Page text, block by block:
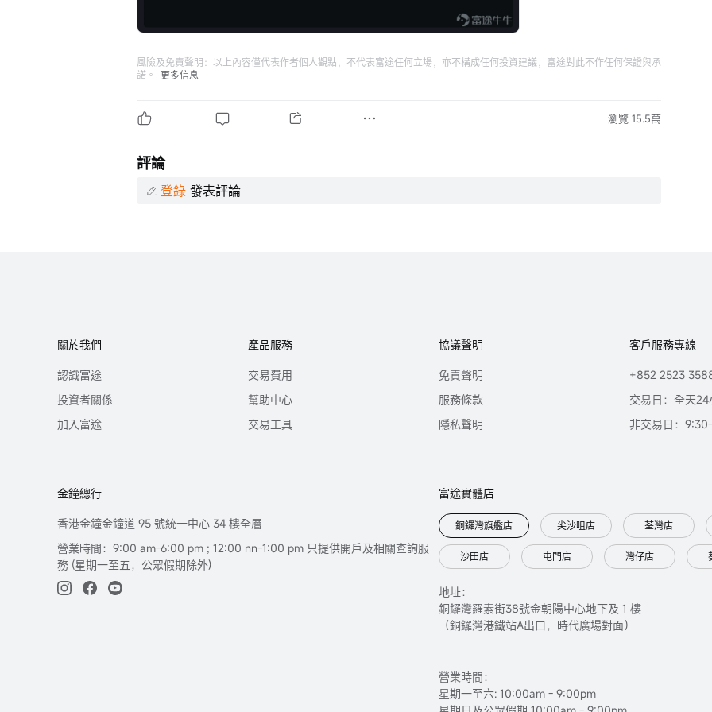
風險及免責聲明：以上內容僅代表作者個人觀點，不代表富途任何立場，亦不構成任何投資建議，富途對此不作任何保證與承
諾。
更多信息
瀏覽 15.5萬
評論
登錄 發表評論
關於我們
認識富途
投資者關係
加入富途
產品服務
交易費用
幫助中心
交易工具
協議聲明
免責聲明
服務條款
隱私聲明
客戶服務專線
+852 2523
交易日：全天24
非交易日：
金鐘總行
香港金鐘金鐘道 95 號統一中心 34 樓全層
營業時間：9:00 am-6:00 pm ; 12:00 nn-1:00 pm 只提供開戶及相關查詢服
務 (星期一至五，公眾假期除外)
富途實體店
銅鑼灣旗艦店 尖沙咀店 荃灣店
沙田店 屯門店 灣仔店
地址：
銅鑼灣羅素街38號金朝陽中心地下及 1 樓
（銅鑼灣港鐵站A出口，時代廣場對面）
營業時間：
星期一至六: 10:00am - 9:00pm